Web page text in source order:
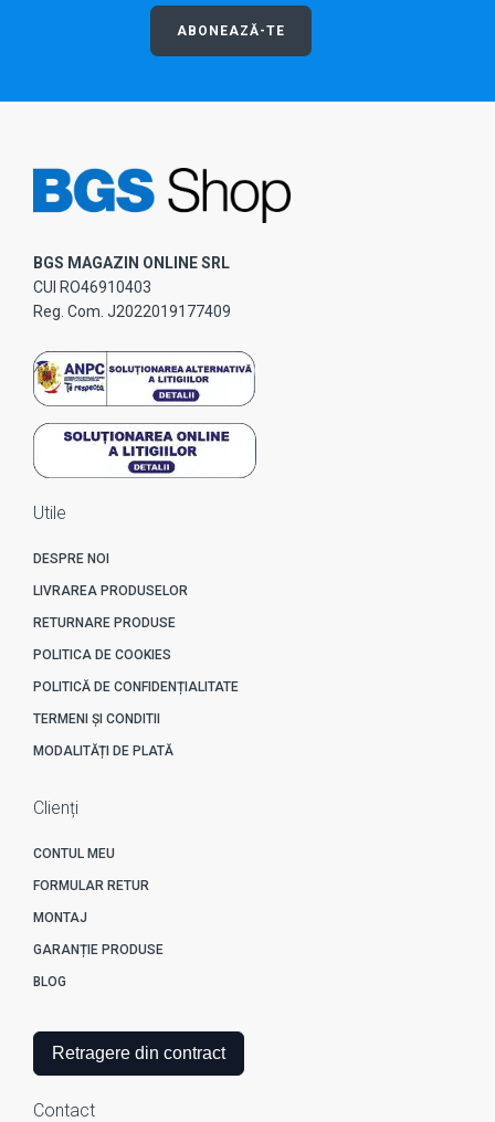
ABONEAZĂ-TE
BGS MAGAZIN ONLINE SRL
CUI RO46910403
Reg. Com. J2022019177409
Utile
DESPRE NOI
LIVRAREA PRODUSELOR
RETURNARE PRODUSE
POLITICA DE COOKIES
POLITICĂ DE CONFIDENȚIALITATE
TERMENI ȘI CONDITII
MODALITĂȚI DE PLATĂ
Clienți
CONTUL MEU
FORMULAR RETUR
MONTAJ
GARANȚIE PRODUSE
BLOG
Retragere din contract
Contact